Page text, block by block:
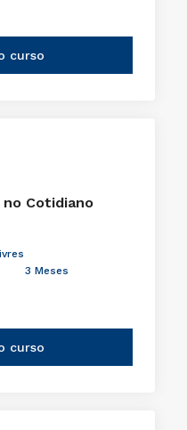
curso
no Cotidiano
3 Meses
curso